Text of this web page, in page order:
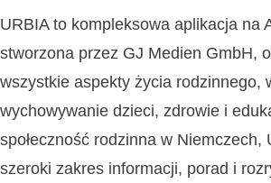
URBIA to kompleksowa aplikacja na
stworzona przez GJ Medien GmbH,
wszystkie aspekty życia rodzinnego,
wychowywanie dzieci, zdrowie i
społeczność rodzinna w Niemczech,
szeroki zakres informacji, porad i